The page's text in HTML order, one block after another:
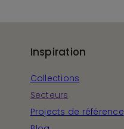
Inspiration
Collections
Secteurs
Projects de référence